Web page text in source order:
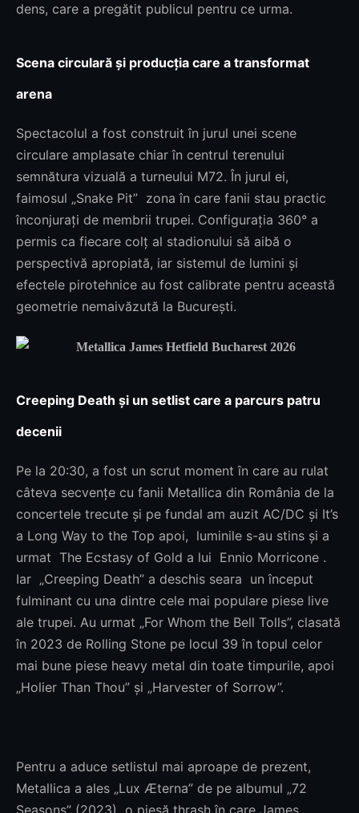
dens, care a pregătit publicul pentru ce urma.
Scena circulară și producția care a transformat
arena
Spectacolul a fost construit în jurul unei scene
circulare amplasate chiar în centrul terenului
semnătura vizuală a turneului M72. În jurul ei,
faimosul „Snake Pit” zona în care fanii stau practic
înconjurați de membrii trupei. Configurația 360° a
permis ca fiecare colț al stadionului să aibă o
perspectivă apropiată, iar sistemul de lumini și
efectele pirotehnice au fost calibrate pentru această
geometrie nemaivăzută la București.
Creeping Death și un setlist care a parcurs patru
decenii
Pe la 20:30, a fost un scrut moment în care au rulat
câteva secvențe cu fanii Metallica din România de la
concertele trecute și pe fundal am auzit AC/DC și It’s
a Long Way to the Top apoi, luminile s-au stins și a
urmat The Ecstasy of Gold a lui Ennio Morricone .
Iar „Creeping Death” a deschis seara un început
fulminant cu una dintre cele mai populare piese live
ale trupei. Au urmat „For Whom the Bell Tolls”, clasată
în 2023 de Rolling Stone pe locul 39 în topul celor
mai bune piese heavy metal din toate timpurile, apoi
„Holier Than Thou” și „Harvester of Sorrow”.
Pentru a aduce setlistul mai aproape de prezent,
Metallica a ales „Lux Æterna” de pe albumul „72
Seasons” (2023) o piesă thrash în care James